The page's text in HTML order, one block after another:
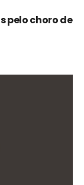
pelo choro de